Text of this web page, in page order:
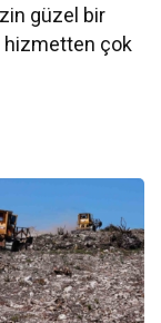
güzel bir
hizmetten çok